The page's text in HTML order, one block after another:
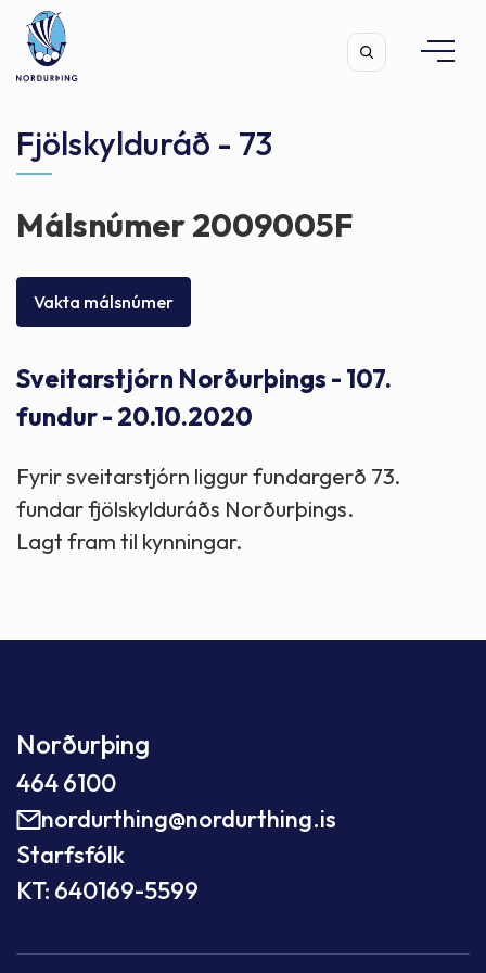
Leita
Fjölskylduráð - 73
Málsnúmer 2009005F
Vakta málsnúmer
Sveitarstjórn Norðurþings - 107.
fundur - 20.10.2020
Fyrir sveitarstjórn liggur fundargerð 73.
fundar fjölskylduráðs Norðurþings.
Lagt fram til kynningar.
Norðurþing
464 6100
nordurthing@nordurthing.is
Starfsfólk
KT: 640169-5599